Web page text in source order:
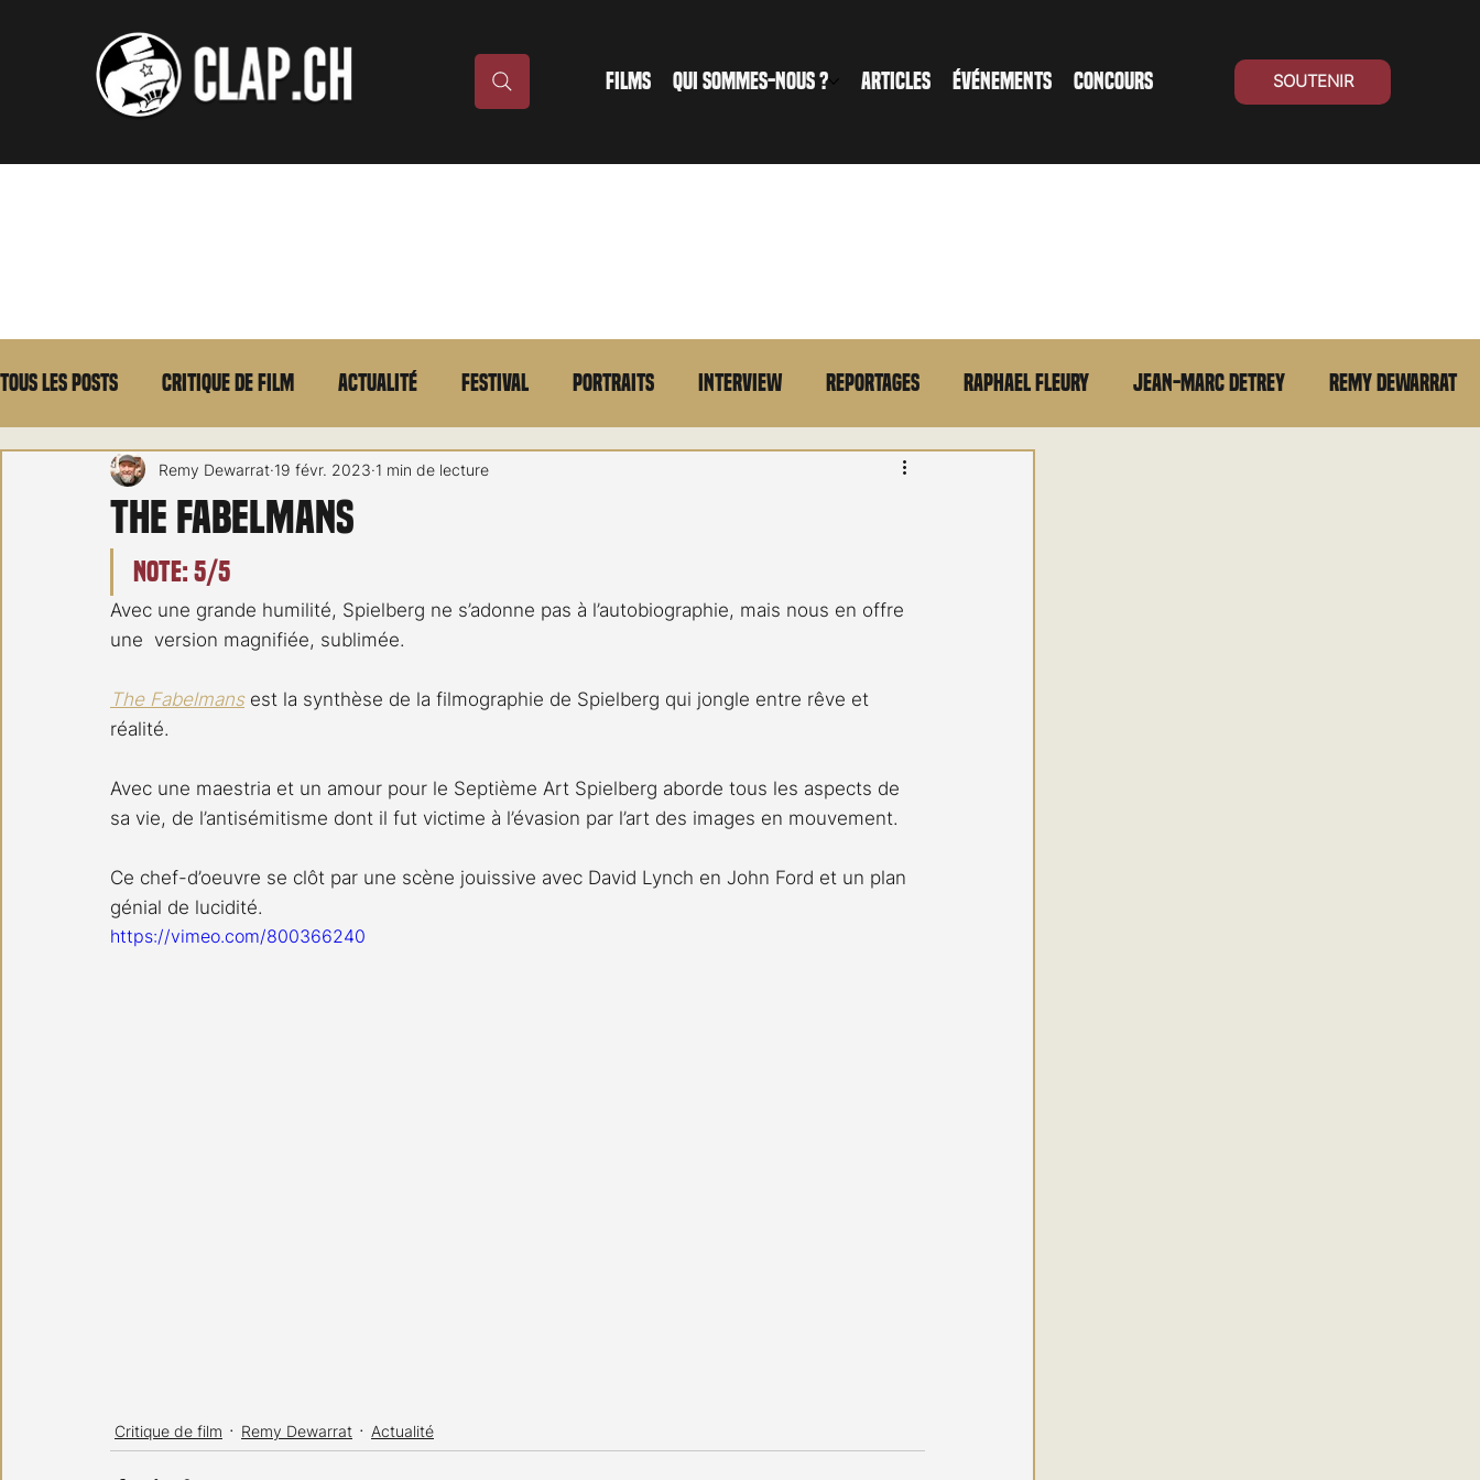
FILMS QUI SOMMES-NOUS ? ARTICLES ÉVÉNEMENTS CONCOURS SOUTENIR
Tous les posts Critique de film Actualité Festival Portraits Interview Reportages Raphael Fleury Jean-Marc Detrey Remy Dewarrat
Max Borg Laurent Scherlen Memento En bref
Carnet noir Open Air
The Fabelmans
Remy Dewarrat 19 févr. 2023 1 min de lecture
Note: 5/5
Avec une grande humilité, Spielberg ne s’adonne pas à l’autobiographie, mais nous en offre
une  version magnifiée, sublimée.
The Fabelmans est la synthèse de la filmographie de Spielberg qui jongle entre rêve et
réalité.
Avec une maestria et un amour pour le Septième Art Spielberg aborde tous les aspects de
sa vie, de l’antisémitisme dont il fut victime à l’évasion par l’art des images en mouvement.
Ce chef-d’oeuvre se clôt par une scène jouissive avec David Lynch en John Ford et un plan
génial de lucidité.
https://vimeo.com/800366240
Critique de film Remy Dewarrat Actualité